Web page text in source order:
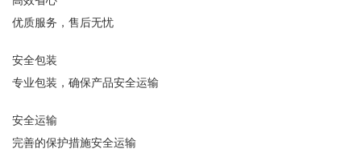
优质服务，售后无忧
安全包装
专业包装，确保产品安全运输
安全运输
完善的保护措施安全运输